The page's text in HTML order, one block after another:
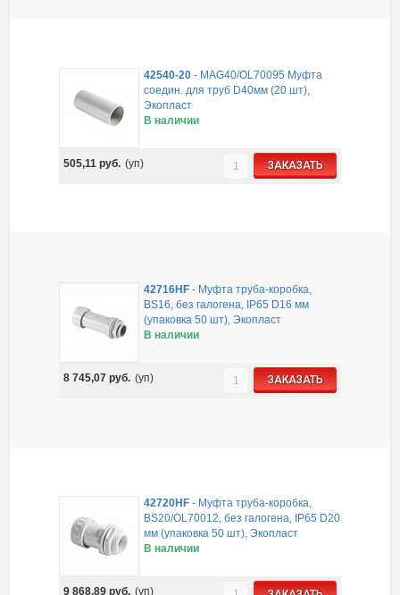
42540-20- MAG40/OL70095 Муфта
соедин. для труб D40мм (20 шт),
Экопласт
В наличии
505,11 руб. (уп) ЗАКАЗАТЬ
42716HF- Муфта труба-коробка,
BS16, без галогена, IP65 D16 мм
(упаковка 50 шт), Экопласт
В наличии
8 745,07 руб. (уп) ЗАКАЗАТЬ
42720HF- Муфта труба-коробка,
BS20/OL70012, без галогена, IP65 D20
мм (упаковка 50 шт), Экопласт
В наличии
9 868,89 руб. (уп)